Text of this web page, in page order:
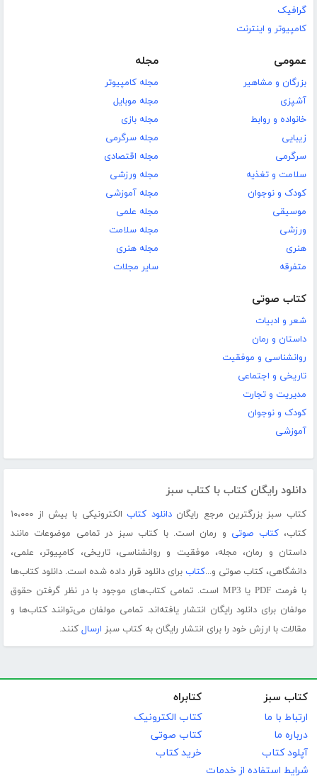
گرافیک
کامپیوتر و اینترنت
عمومی
بزرگان و مشاهیر
آشپزی
خانواده و روابط
زیبایی
سرگرمی
سلامت و تغذیه
کودک و نوجوان
موسیقی
ورزشی
هنری
متفرقه
مجله
مجله کامپیوتر
مجله موبایل
مجله بازی
مجله سرگرمی
مجله اقتصادی
مجله ورزشی
مجله آموزشی
مجله علمی
مجله سلامت
مجله هنری
سایر مجلات
کتاب صوتی
شعر و ادبیات
داستان و رمان
روانشناسی و موفقیت
تاریخی و اجتماعی
مدیریت و تجارت
کودک و نوجوان
آموزشی
دانلود رایگان کتاب با کتاب سبز
کتاب سبز بزرگترین مرجع رایگاندانلود کتاب
الکترونیکی با بیش از ۱۰،۰۰۰
کتاب،کتاب صوتی و رمان است. با کتاب سبز در تمامی موضوعات مانند
داستان و رمان، مجله، موفقیت و روانشناسی، تاریخی، کامپیوتر، علمی،
دانشگاهی، کتاب صوتی و...کتاب برای دانلود قرار داده شده است. دانلود کتاب‌ها
با فرمت PDF یا MP3 است. تمامی کتاب‌های موجود با در نظر گرفتن حقوق
مولفان برای دانلود رایگان انتشار یافته‌اند. تمامی مولفان می‌توانند کتاب‌ها و
مقالات با ارزش خود را برای انتشار رایگان به کتاب سبز ارسال کنند.
کتاب سبز
ارتباط با ما
درباره ما
آپلود کتاب
شرایط استفاده از خدمات
کتابراه
کتاب الکترونیک
کتاب صوتی
خرید کتاب